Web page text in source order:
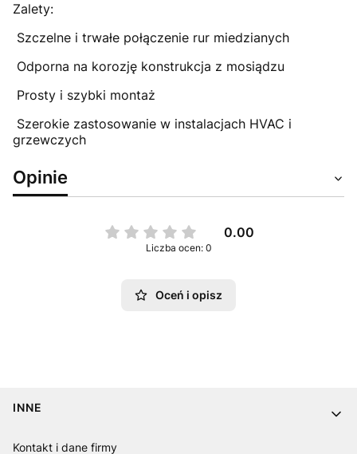
Zalety:
Szczelne i trwałe połączenie rur miedzianych
Odporna na korozję konstrukcja z mosiądzu
Prosty i szybki montaż
Szerokie zastosowanie w instalacjach HVAC i
grzewczych
Opinie
0.00
Liczba ocen: 0
Oceń i opisz
Linki w stopce
INNE
Kontakt i dane firmy